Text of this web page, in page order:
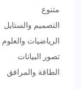
متنوع
التصميم والستايل
الرياضيات والعلوم
تصور البيانات
الطاقة والمرافق